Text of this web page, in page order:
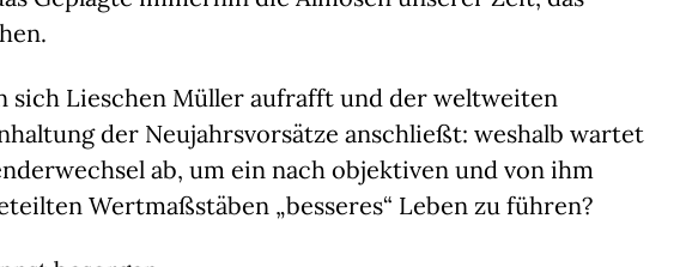
sich Lieschen Müller aufrafft und der weltweiten
der Neujahrsvorsätze anschließt: weshalb wartet
ab, um ein nach objektiven und von ihm
Wertmaßstäben „besseres“ Leben zu führen?